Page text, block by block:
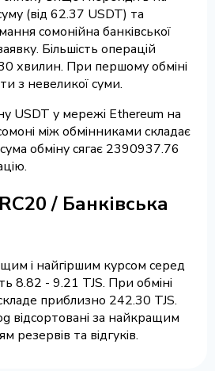
(від 62.37 USDT) та
сомонійна банківської
Більшість операцій
хвилин. При першому обміні
з невеликої суми.
USDT у мережі Ethereum на
між обмінниками складає
обміну сягає 2390937.76
/ Банківська
і найгіршим курсом серед
8.82 - 9.21 TJS. При обміні
приблизно 242.30 TJS.
відсортовані за найкращим
резервів та відгуків.